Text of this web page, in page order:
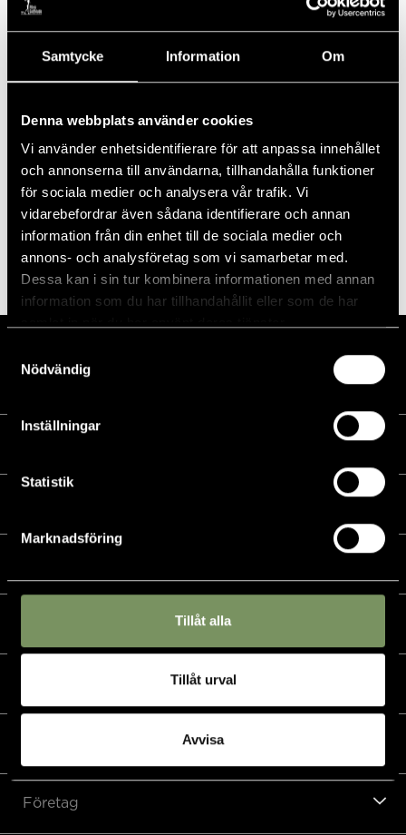
Samtycke Information Om
Denna webbplats använder cookies
Vi använder enhetsidentifierare för att anpassa innehållet
och annonserna till användarna, tillhandahålla funktioner
för sociala medier och analysera vår trafik. Vi
vidarebefordrar även sådana identifierare och annan
information från din enhet till de sociala medier och
annons- och analysföretag som vi samarbetar med.
Dessa kan i sin tur kombinera informationen med annan
information som du har tillhandahållit eller som de har
Nödvändig
Inställningar
Statistik
Marknadsföring
Tillåt alla
Tillåt urval
Avvisa
Datum:
8 juli, 2023
PLATS
Pite havsbad
NVGF Breddläger NVGF Junior Tour # 1 Piteå
Företag